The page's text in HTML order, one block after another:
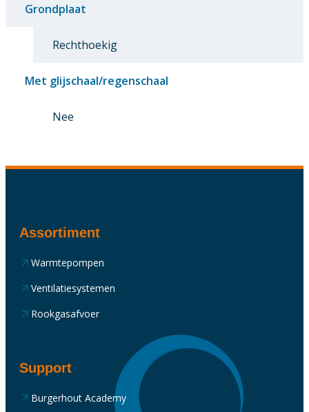
Grondplaat
Rechthoekig
Met glijschaal/regenschaal
Nee
Assortiment
Warmtepompen
Ventilatiesystemen
Rookgasafvoer
Support
Burgerhout Academy